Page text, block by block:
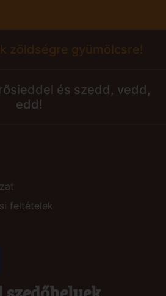
zöldségre gyümölcsre!
és szedd, vedd,
edd!
feltételek